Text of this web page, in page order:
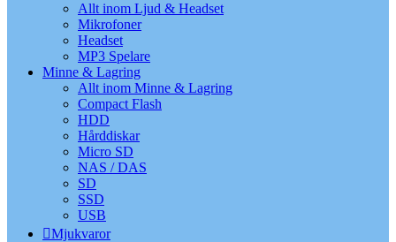
Allt inom Ljud & Headset
Mikrofoner
Headset
MP3 Spelare
Minne & Lagring
Allt inom Minne & Lagring
Compact Flash
HDD
Hårddiskar
Micro SD
NAS / DAS
SD
SSD
USB
Mjukvaror